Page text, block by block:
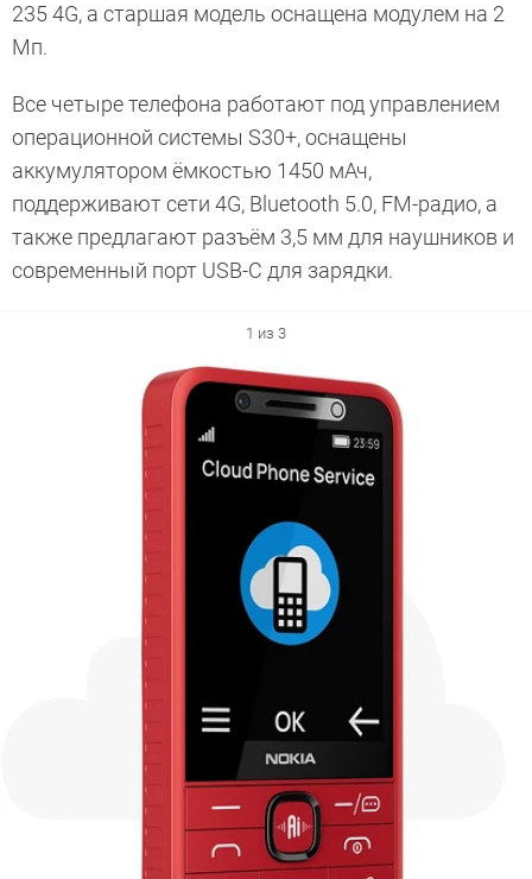
235 4G, а старшая модель оснащена модулем на 2
Мп.
Все четыре телефона работают под управлением
операционной системы S30+, оснащены
аккумулятором ёмкостью 1450 мАч,
поддерживают сети 4G, Bluetooth 5.0, FM-радио, а
также предлагают разъём 3,5 мм для наушников и
современный порт USB-C для зарядки.
1 из 3